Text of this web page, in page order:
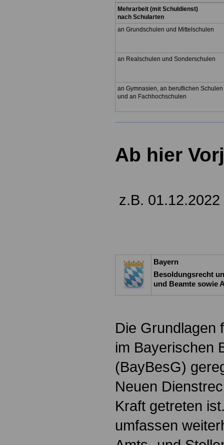
Mehrarbeit (mit Schuldienst)
nach Schularten
an Grundschulen und Mittelschulen
an Realschulen und Sonderschulen
an Gymnasien, an beruflichen Schulen
und an Fachhochschulen
Ab hier
z.B. 01.12.2022
Bayern
Besoldungsrecht
und Beamte sowie
Die Grundlagen
im Bayerischen
(BayBesG)
Neuen
Kraft getreten
umfassen